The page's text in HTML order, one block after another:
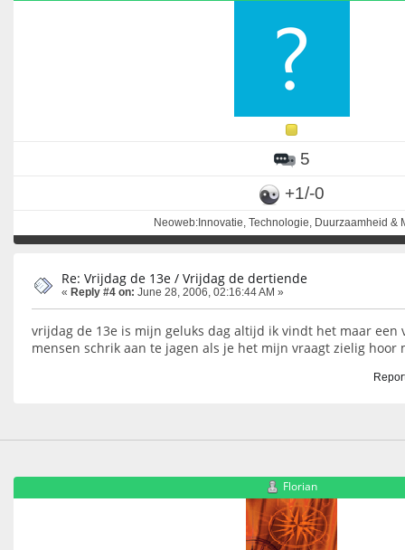
5
+1/-0
Neoweb:Innovatie, Technologie, Duurzaamheid &
Re: Vrijdag de 13e / Vrijdag de dertiende
« Reply #4 on: June 28, 2006, 02:16:44 AM »
vrijdag de 13e is mijn geluks dag altijd ik vindt het maar een
mensen schrik aan te jagen als je het mijn vraagt zielig hoor
Florian